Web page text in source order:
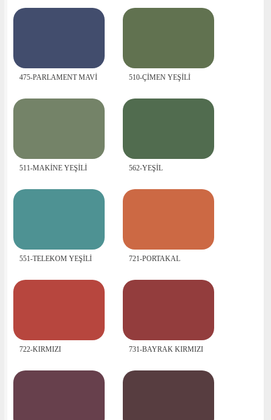
475-PARLAMENT MAVİ 510-ÇİMEN YEŞİLİ
511-MAKİNE YEŞİLİ 562-YEŞİL
551-TELEKOM YEŞİLİ 721-PORTAKAL
722-KIRMIZI 731-BAYRAK KIRMIZI